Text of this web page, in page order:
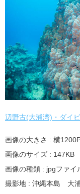
辺野古(大浦湾)・ダイ
画像の大きさ : 横
画像のサイズ : 147KB
画像の種類 : jpgファイ
撮影地 : 沖縄本島 大